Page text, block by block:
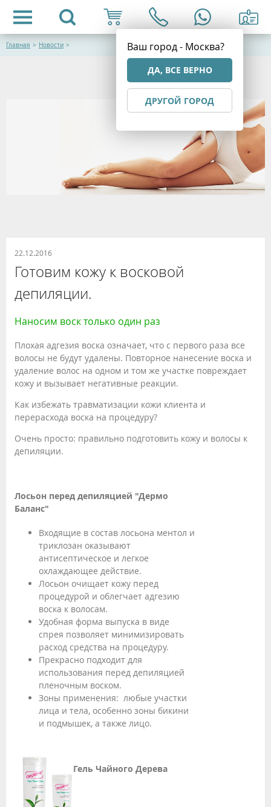
Ваш город - Москва?
ДА, ВСЕ ВЕРНО
ДРУГОЙ ГОРОД
Главная > Новости >
22.12.2016
Готовим кожу к восковой
депиляции.
Наносим воск только один раз
Плохая адгезия воска означает, что с первого раза все
волосы не будут удалены. Повторное нанесение воска и
удаление волос на одном и том же участке повреждает
кожу и вызывает негативные реакции.
Как избежать травматизации кожи клиента и
перерасхода воска на процедуру?
Очень просто: правильно подготовить кожу и волосы к
депиляции.
Лосьон перед депиляцией "Дермо
Баланс"
Входящие в состав лосьона ментол и
триклозан оказывают
антисептическое и легкое
охлаждающее действие.
Лосьон очищает кожу перед
процедурой и облегчает адгезию
воска к волосам.
Удобная форма выпуска в виде
спрея позволяет минимизировать
расход средства на процедуру.
Прекрасно подходит для
использования перед депиляцией
пленочным воском.
Зоны применения: любые участки
лица и тела, особенно зоны бикини
и подмышек, а также лицо.
Гель Чайного Дерева